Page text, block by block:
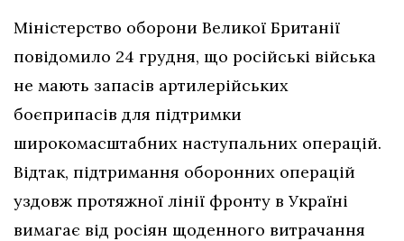
Міністерство оборони Великої Британії
повідомило 24 грудня, що російські війська
не мають запасів артилерійських
боєприпасів для підтримки
широкомасштабних наступальних операцій.
Відтак, підтримання оборонних операцій
уздовж протяжної лінії фронту в Україні
вимагає від росіян щоденного витрачання